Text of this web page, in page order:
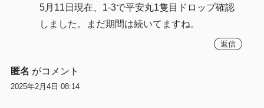
5月11日現在、1-3で平安丸1隻目ドロップ確認
しました。まだ期間は続いてますね。
返信
匿名 がコメント
2025年2月4日 08:14